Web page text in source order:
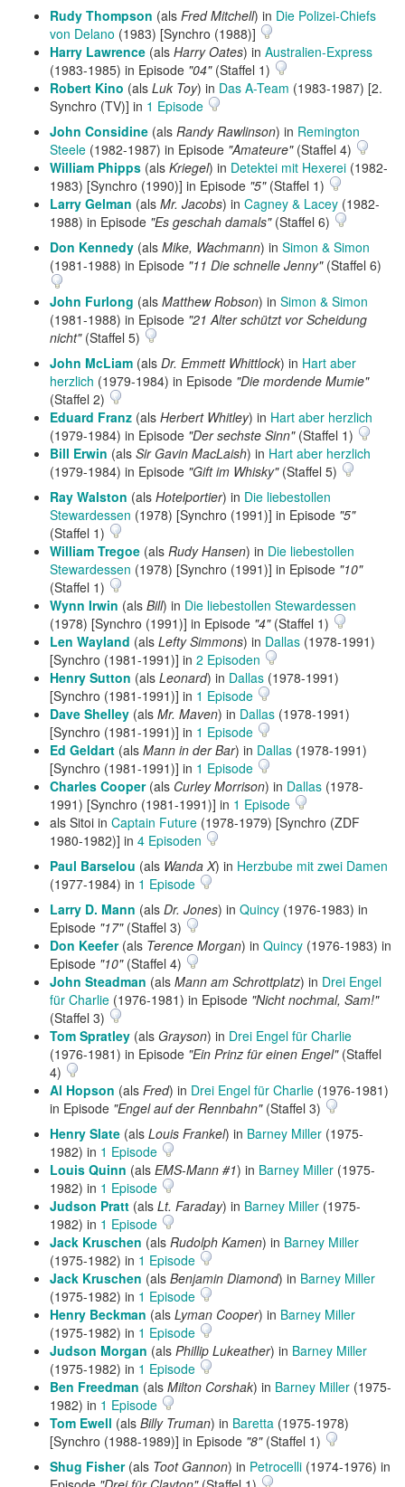
Rudy Thompson (als Fred Mitchell) in Die Polizei-Chiefs
von Delano (1983) [Synchro (1988)]
Harry Lawrence (als Harry Oates) in Australien-Express
(1983-1985) in Episode "04"(Staffel 1)
Robert Kino (als Luk Toy) in Das A-Team (1983-1987) [2.
Synchro (TV)] in 1 Episode
John Considine (als Randy Rawlinson) in Remington
Steele (1982-1987) in Episode "Amateure"(Staffel 4)
William Phipps (als Kriegel) in Detektei mit Hexerei (1982-
1983) [Synchro (1990)] in Episode "5"(Staffel 1)
Larry Gelman (als Mr. Jacobs) in Cagney & Lacey (1982-
1988) in Episode "Es geschah damals"(Staffel 6)
Don Kennedy (als Mike, Wachmann) in Simon & Simon
(1981-1988) in Episode "11 Die schnelle Jenny"(Staffel 6)
John Furlong (als Matthew Robson) in Simon & Simon
(1981-1988) in Episode "21 Alter schützt vor Scheidung
nicht"(Staffel 5)
John McLiam (als Dr. Emmett Whittlock) in Hart aber
herzlich (1979-1984) in Episode "Die mordende Mumie"
(Staffel 2)
Eduard Franz (als Herbert Whitley) in Hart aber herzlich
(1979-1984) in Episode "Der sechste Sinn"(Staffel 1)
Bill Erwin (als Sir Gavin MacLaish) in Hart aber herzlich
(1979-1984) in Episode "Gift im Whisky"(Staffel 5)
Ray Walston (als Hotelportier) in Die liebestollen
Stewardessen (1978) [Synchro (1991)] in Episode "5"
(Staffel 1)
William Tregoe (als Rudy Hansen) in Die liebestollen
Stewardessen (1978) [Synchro (1991)] in Episode "10"
(Staffel 1)
Wynn Irwin (als Bill) in Die liebestollen Stewardessen
(1978) [Synchro (1991)] in Episode "4"(Staffel 1)
Len Wayland (als Lefty Simmons) in Dallas (1978-1991)
[Synchro (1981-1991)] in 2 Episoden
Henry Sutton (als Leonard) in Dallas (1978-1991)
[Synchro (1981-1991)] in 1 Episode
Dave Shelley (als Mr. Maven) in Dallas (1978-1991)
[Synchro (1981-1991)] in 1 Episode
Ed Geldart (als Mann in der Bar) in Dallas (1978-1991)
[Synchro (1981-1991)] in 1 Episode
Charles Cooper(als Curley Morrison) in Dallas (1978-
1991) [Synchro (1981-1991)] in 1 Episode
als Sitoi in Captain Future (1978-1979) [Synchro (ZDF
1980-1982)] in 4 Episoden
Paul Barselou (als Wanda X) in Herzbube mit zwei Damen
(1977-1984) in 1 Episode
Larry D. Mann (als Dr. Jones) in Quincy (1976-1983) in
Episode "17"(Staffel 3)
Don Keefer(als Terence Morgan) in Quincy (1976-1983) in
Episode "10"(Staffel 4)
John Steadman (als Mann am Schrottplatz) in Drei Engel
für Charlie (1976-1981) in Episode "Nicht nochmal, Sam!"
(Staffel 3)
Tom Spratley (als Grayson) in Drei Engel für Charlie
(1976-1981) in Episode "Ein Prinz für einen Engel"(Staffel
4)
Al Hopson (als Fred) in Drei Engel für Charlie (1976-1981)
in Episode "Engel auf der Rennbahn"(Staffel 3)
Henry Slate (als Louis Frankel) in Barney Miller (1975-
1982) in 1 Episode
Louis Quinn (als EMS-Mann #1) in Barney Miller (1975-
1982) in 1 Episode
Judson Pratt (als Lt. Faraday) in Barney Miller (1975-
1982) in 1 Episode
Jack Kruschen (als Rudolph Kamen) in Barney Miller
(1975-1982) in 1 Episode
Jack Kruschen (als Benjamin Diamond) in Barney Miller
(1975-1982) in 1 Episode
Henry Beckman (als Lyman Cooper) in Barney Miller
(1975-1982) in 1 Episode
Judson Morgan (als Phillip Lukeather) in Barney Miller
(1975-1982) in 1 Episode
Ben Freedman (als Milton Corshak) in Barney Miller (1975-
1982) in 1 Episode
Tom Ewell (als Billy Truman) in Baretta (1975-1978)
[Synchro (1988-1989)] in Episode "8"(Staffel 1)
Shug Fisher(als Toot Gannon) in Petrocelli (1974-1976) in